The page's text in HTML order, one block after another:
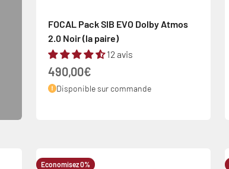
FOCAL Pack SIB EVO Dolby Atmos
2.0 Noir (la paire)
12 avis
Prix de vente
490,00€
Disponible sur commande
Economisez 0%